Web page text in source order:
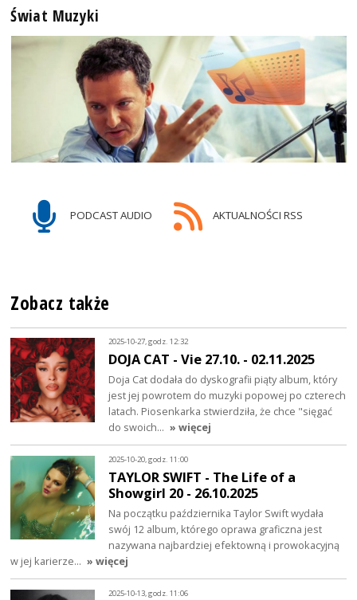
Świat Muzyki
PODCAST AUDIO AKTUALNOŚCI RSS
Zobacz także
2025-10-27, godz. 12:32
DOJA CAT - Vie 27.10. - 02.11.2025
Doja Cat dodała do dyskografii piąty album, który
jest jej powrotem do muzyki popowej po czterech
latach. Piosenkarka stwierdziła, że chce "sięgać
do swoich… » więcej
2025-10-20, godz. 11:00
TAYLOR SWIFT - The Life of a
Showgirl 20 - 26.10.2025
Na początku października Taylor Swift wydała
swój 12 album, którego oprawa graficzna jest
nazywana najbardziej efektowną i prowokacyjną
w jej karierze… » więcej
2025-10-13, godz. 11:06